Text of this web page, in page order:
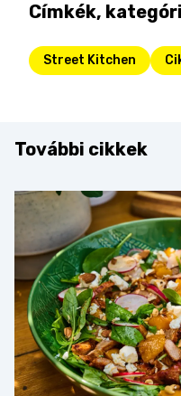
Címkék,
Street Kitchen
További cikkek